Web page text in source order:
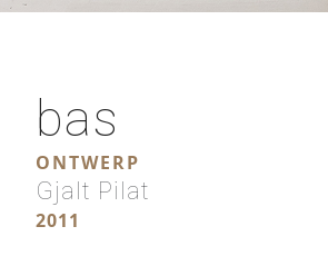
bas
ONTWERP
Gjalt Pilat
2011